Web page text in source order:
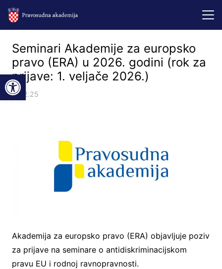
Open toolbar
Seminari Akademije za europsko
pravo (ERA) u 2026. godini (rok za
prijave: 1. veljače 2026.)
17.12.25
Akademija za europsko pravo (ERA) objavljuje poziv
za prijave na seminare o antidiskriminacijskom
pravu EU i rodnoj ravnopravnosti.